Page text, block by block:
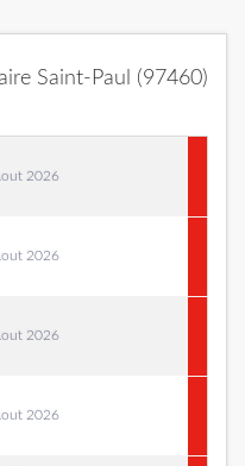
Saint-Paul (97460)
2026
2026
2026
2026